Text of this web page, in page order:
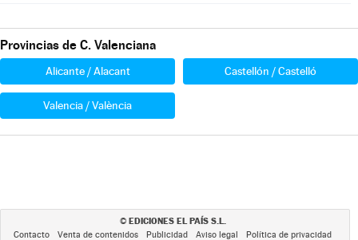
Provincias de C. Valenciana
Alicante / Alacant Castellón / Castelló
Valencia / València
© EDICIONES EL PAÍS S.L.
Contacto Venta de contenidos Publicidad Aviso legal Política de privacidad